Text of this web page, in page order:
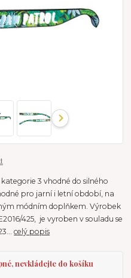
3 vhodné do silného
pro jarní i letní období, na
módním doplňkem. Výrobek
425, je vyroben v souladu se
celý popis
nevkládejte do košíku